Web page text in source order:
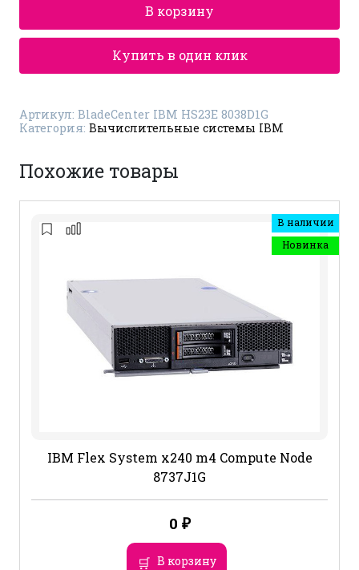
8038D1GВ корзину
Купить в один клик
Артикул: BladeCenter IBM HS23E 8038D1G
Категория: Вычислительные системы IBM
Похожие товары
В наличии
Новинка
IBM Flex System x240 m4 Compute Node
8737J1G
0 ₽
В корзину